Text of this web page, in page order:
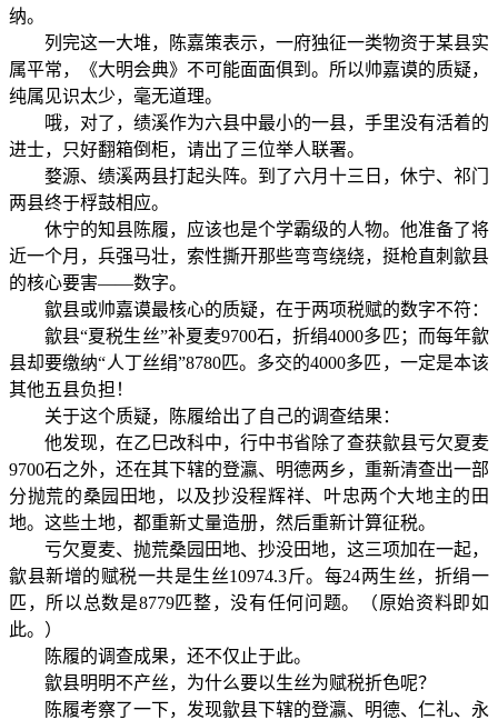
纳。
列完这一大堆，陈嘉策表示，一府独征一类物资于某县实
属平常，《大明会典》不可能面面俱到。所以帅嘉谟的质疑，
纯属见识太少，毫无道理。
哦，对了，绩溪作为六县中最小的一县，手里没有活着的
进士，只好翻箱倒柜，请出了三位举人联署。
婺源、绩溪两县打起头阵。到了六月十三日，休宁、祁门
两县终于桴鼓相应。
休宁的知县陈履，应该也是个学霸级的人物。他准备了将
近一个月，兵强马壮，索性撕开那些弯弯绕绕，挺枪直刺歙县
的核心要害——数字。
歙县或帅嘉谟最核心的质疑，在于两项税赋的数字不符：
歙县“夏税生丝”补夏麦9700石，折绢4000多匹；而每年歙
县却要缴纳“人丁丝绢”8780匹。多交的4000多匹，一定是本该
其他五县负担！
关于这个质疑，陈履给出了自己的调查结果：
他发现，在乙巳改科中，行中书省除了查获歙县亏欠夏麦
9700石之外，还在其下辖的登瀛、明德两乡，重新清查出一部
分抛荒的桑园田地，以及抄没程辉祥、叶忠两个大地主的田
地。这些土地，都重新丈量造册，然后重新计算征税。
亏欠夏麦、抛荒桑园田地、抄没田地，这三项加在一起，
歙县新增的赋税一共是生丝10974.3斤。每24两生丝，折绢一
匹，所以总数是8779匹整，没有任何问题。（原始资料即如
此。）
陈履的调查成果，还不仅止于此。
歙县明明不产丝，为什么要以生丝为赋税折色呢？
陈履考察了一下，发现歙县下辖的登瀛、明德、仁礼、永